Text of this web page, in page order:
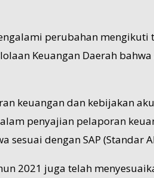
perubahan
Keuangan Daerah
keuangan dan kebijakan
penyajian pelaporan
dengan SAP (Standar
2021 juga telah